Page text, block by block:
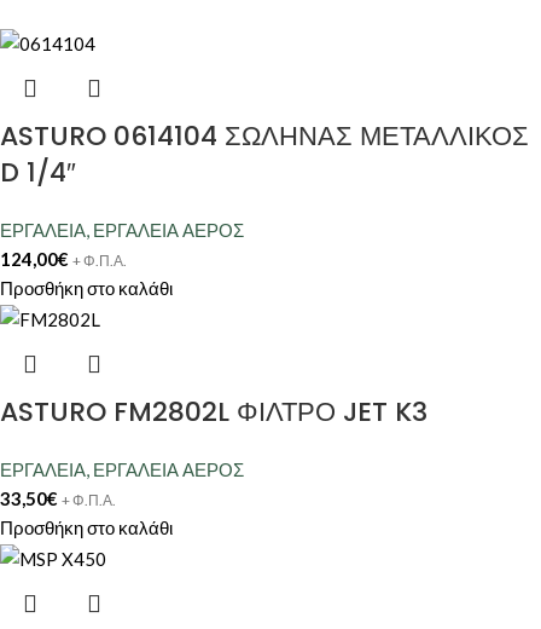
ASTURO 0614104 ΣΩΛΗΝΑΣ ΜΕΤΑΛΛΙΚΟΣ
D 1/4″
ΕΡΓΑΛΕΙΑ, ΕΡΓΑΛΕΙΑ ΑΕΡΟΣ
124,00€ + Φ.Π.Α.
Προσθήκη στο καλάθι
ASTURO FM2802L ΦΙΛΤΡΟ JET K3
ΕΡΓΑΛΕΙΑ, ΕΡΓΑΛΕΙΑ ΑΕΡΟΣ
33,50€ + Φ.Π.Α.
Προσθήκη στο καλάθι